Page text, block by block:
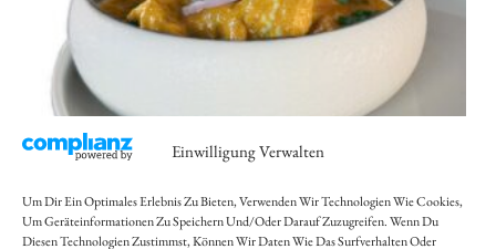
Einwilligung Verwalten
Um Dir Ein Optimales Erlebnis Zu Bieten, Verwenden Wir Technologien Wie Cookies,
Um Geräteinformationen Zu Speichern Und/oder Darauf Zuzugreifen. Wenn Du
Diesen Technologien Zustimmst, Können Wir Daten Wie Das Surfverhalten Oder